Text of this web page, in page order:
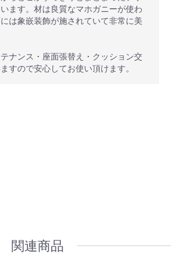
ます。材は良質なマホガニーが使わ
は象嵌装飾が施されていて非常に美
ナンス・座面張替え・クッション交
すので安心してお使い頂けます。
関連商品